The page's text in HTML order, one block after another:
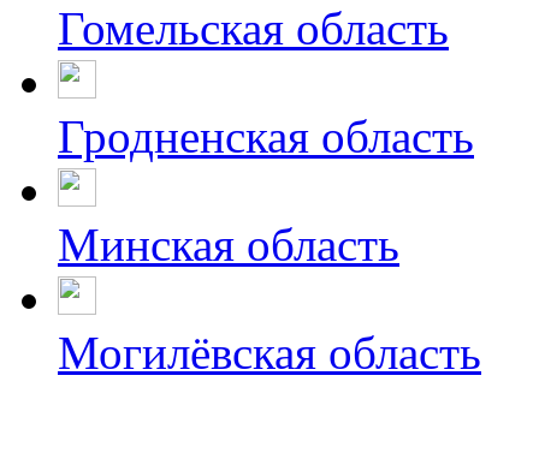
Гомельская область
Гродненская область
Минская область
Могилёвская область